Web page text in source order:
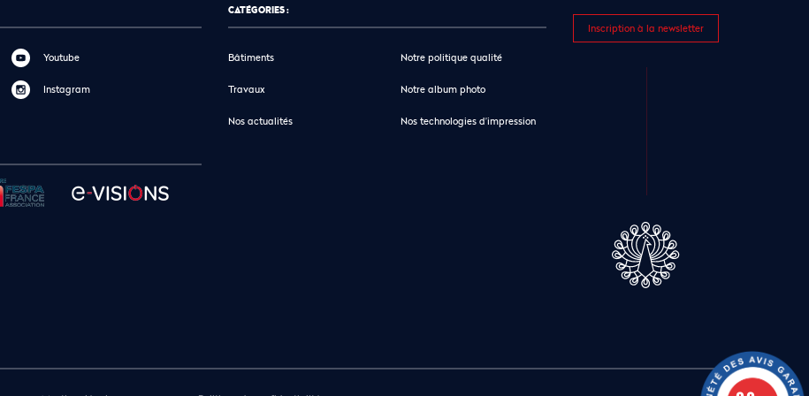
Youtube
Instagram
CATÉGORIES :
Bâtiments
Travaux
Nos actualités
Notre politique qualité
Notre album photo
Nos technologies d’impression
Inscription à la newsletter